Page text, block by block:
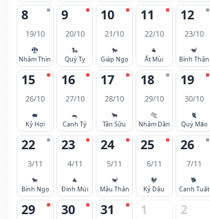
8
19/10
🐉
Nhâm Thìn
9
20/10
🐍
Quý Tỵ
10
21/10
🐎
Giáp Ngọ
11
22/10
🐐
Ất Mùi
12
23/10
🐒
Bính Thân
15
26/10
🐖
Kỷ Hợi
16
27/10
🐀
Canh Tý
17
28/10
🐂
Tân Sửu
18
29/10
🐅
Nhâm Dần
19
30/10
🐈
Quý Mão
22
3/11
🐎
Bính Ngọ
23
4/11
🐐
Đinh Mùi
24
5/11
🐒
Mậu Thân
25
6/11
🐓
Kỷ Dậu
26
7/11
🐕
Canh Tuất
29 30 31 1 2